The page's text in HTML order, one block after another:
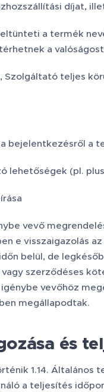
díjat,
a termék
a
Szolgáltató teljes
bejelentkezésről a
lehetőségek (pl.
vevő
e visszaigazolás
belül, de
szerződéses
vevőhöz
megállapodtak.
és
1.14. Általános
a teljesítés